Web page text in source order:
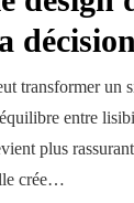
transformer un
entre
plus
crée…